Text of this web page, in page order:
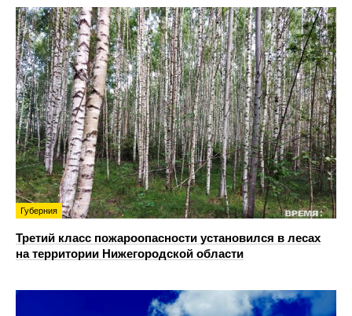
Губерния
Третий класс пожароопасности установился в лесах
на территории Нижегородской области